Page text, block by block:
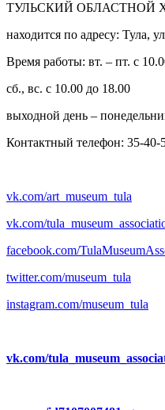
ТУЛЬСКИЙ ОБЛАСТНОЙ
находится по адресу: Тула,
Время работы: вт. – пт. с
сб., вс. с 10.00 до 18.00
выходной день –
Контактный телефон: 35-40-
vk.com/art_museum_tula
vk.com/
facebook.com/
twitter.com/museum_tula
instagram.com/museum_tula
vk.com/